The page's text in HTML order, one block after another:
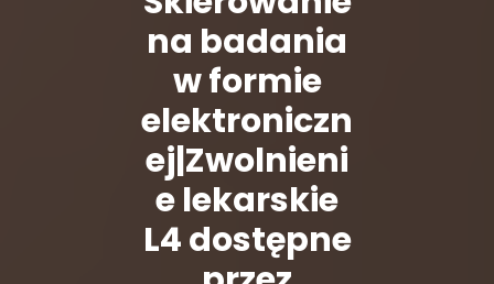
na badania
w formie
elektroniczn
ej|Zwolnieni
e lekarskie
L4 dostępne